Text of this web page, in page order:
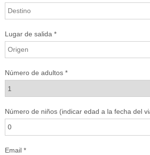
Lugar de salida *
Número de adultos *
Número de niños (indicar edad a la fecha del
Email *